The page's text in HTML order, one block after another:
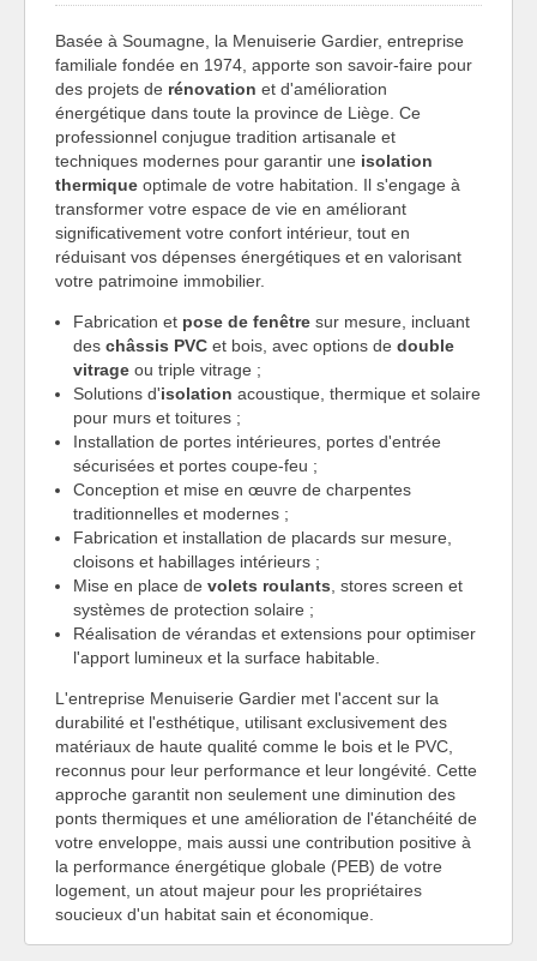
Basée à Soumagne, la Menuiserie Gardier, entreprise
familiale fondée en 1974, apporte son savoir-faire pour
des projets de rénovation et d'amélioration
énergétique dans toute la province de Liège. Ce
professionnel conjugue tradition artisanale et
techniques modernes pour garantir une isolation
thermique optimale de votre habitation. Il s'engage à
transformer votre espace de vie en améliorant
significativement votre confort intérieur, tout en
réduisant vos dépenses énergétiques et en valorisant
votre patrimoine immobilier.
Fabrication et pose de fenêtre sur mesure, incluant
des châssis PVC et bois, avec options de double
vitrage ou triple vitrage ;
Solutions d'isolation acoustique, thermique et solaire
pour murs et toitures ;
Installation de portes intérieures, portes d'entrée
sécurisées et portes coupe-feu ;
Conception et mise en œuvre de charpentes
traditionnelles et modernes ;
Fabrication et installation de placards sur mesure,
cloisons et habillages intérieurs ;
Mise en place de volets roulants , stores screen et
systèmes de protection solaire ;
Réalisation de vérandas et extensions pour optimiser
l'apport lumineux et la surface habitable.
L'entreprise Menuiserie Gardier met l'accent sur la
durabilité et l'esthétique, utilisant exclusivement des
matériaux de haute qualité comme le bois et le PVC,
reconnus pour leur performance et leur longévité. Cette
approche garantit non seulement une diminution des
ponts thermiques et une amélioration de l'étanchéité de
votre enveloppe, mais aussi une contribution positive à
la performance énergétique globale (PEB) de votre
logement, un atout majeur pour les propriétaires
soucieux d'un habitat sain et économique.